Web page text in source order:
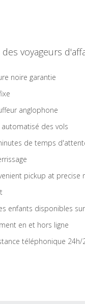
des voyageurs
noire garantie
anglophone
automatisé des vols
de temps
pickup at precise
enfants disponibles
en et hors ligne
téléphonique 24h/